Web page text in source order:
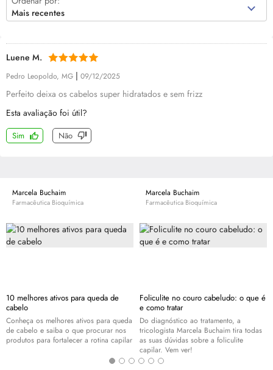
Mais recentes
Luene M.
Pedro Leopoldo, MG | 09/12/2025
Perfeito deixa os cabelos super hidratados e sem frizz
Esta avaliação foi útil?
Sim Não
Marcela Buchaim
Farmacêutica Bioquímica
10 melhores ativos para queda de
cabelo
Conheça os melhores ativos para queda
de cabelo e saiba o que procurar nos
produtos para fortalecer a rotina capilar
Marcela Buchaim
Farmacêutica Bioquímica
Foliculite no couro cabeludo: o que é
e como tratar
Do diagnóstico ao tratamento, a
tricologista Marcela Buchaim tira todas
as suas dúvidas sobre a foliculite
capilar. Vem ver!